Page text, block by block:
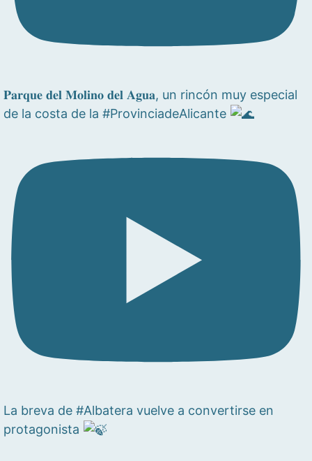
𝐏𝐚𝐫𝐪𝐮𝐞 𝐝𝐞𝐥 𝐌𝐨𝐥𝐢𝐧𝐨 𝐝𝐞𝐥 𝐀𝐠𝐮𝐚, un rincón muy especial
de la costa de la #ProvinciadeAlicante
La breva de #Albatera vuelve a convertirse en
protagonista